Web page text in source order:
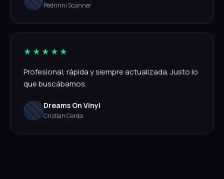
Pedrinni Scanner
★★★★★
Profesional, rápida y siempre actualizada. Justo lo
que buscábamos.
Dreams On Vinyl
Cristian Cerda